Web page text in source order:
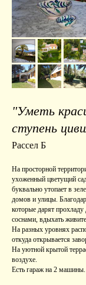
"Уметь
ступень
Рассел Б
На просторной
ухоженный цветущий
буквально утопает в
домов и улицы.
которые дарят
соснами, вдыхать
На разных уровнях
откуда открывается
На уютной крытой
воздухе.
Есть гараж на 2 машины.